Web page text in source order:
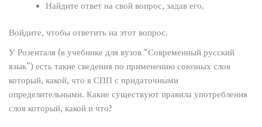
Найдите ответ на свой вопрос, задав его.
Войдите, чтобы ответить на этот вопрос.
У Розенталя (в учебнике для вузов “Современный русский
язык”) есть такие сведения по применению союзных слов
который, какой, что в СПП с придаточными
определительными. Какие существуют правила употребления
слов который, какой и что?